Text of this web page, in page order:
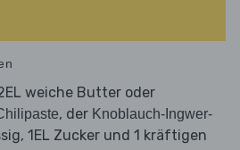
weiche Butter oder
, der Knoblauch-Ingwer-
1EL Zucker und 1 kräftigen